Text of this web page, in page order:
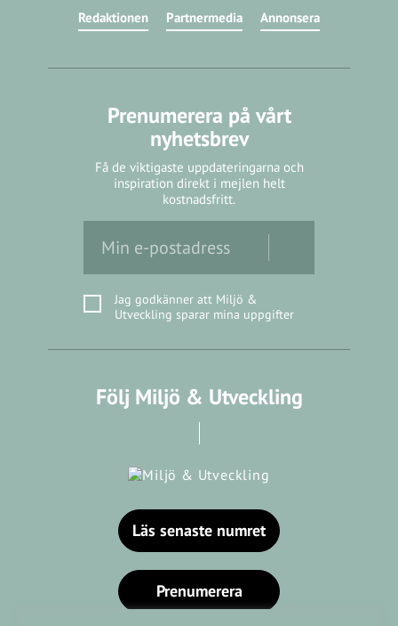
Redaktionen Partnermedia Annonsera
Prenumerera på vårt
nyhetsbrev
Få de viktigaste uppdateringarna och
inspiration direkt i mejlen helt
kostnadsfritt.
Jag godkänner att Miljö &
Utveckling sparar mina uppgifter
Följ Miljö & Utveckling
Läs senaste numret
Prenumerera